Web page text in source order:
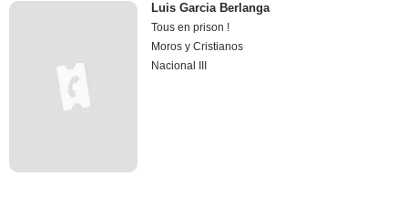
Luis Garcia Berlanga
Tous en prison !
Moros y Cristianos
Nacional III